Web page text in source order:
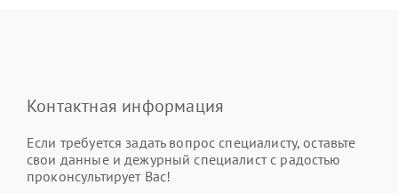
Контактная информация
Если требуется задать вопрос специалисту, оставьте
свои данные и дежурный специалист с радостью
проконсультирует Вас!